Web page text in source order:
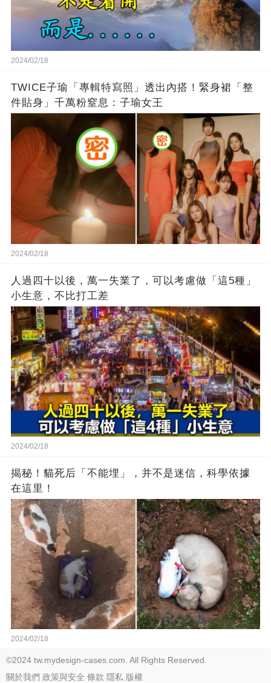
2024/02/18
TWICE子瑜「專輯特寫照」透出內搭！緊身裙「整
件貼身」千萬粉窒息：子瑜女王
2024/02/18
人過四十以後，萬一失業了，可以考慮做「這5種」
小生意，不比打工差
2024/02/18
揭秘！貓死后「不能埋」，并不是迷信，科學依據
在這里！
2024/02/18
©2024 tw.mydesign-cases.com. All Rights Reserved.
關於我們 政策與安全 條款 隱私 版權